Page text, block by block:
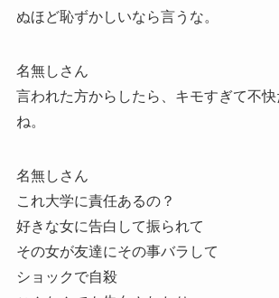
ぬほど恥ずかしいなら言うな。
名無しさん
言われた方からしたら、キモすぎて不快
ね。
名無しさん
これ大学に責任あるの？
好きな女に告白して振られて
その女が友達にその事バラして
ショックで自殺